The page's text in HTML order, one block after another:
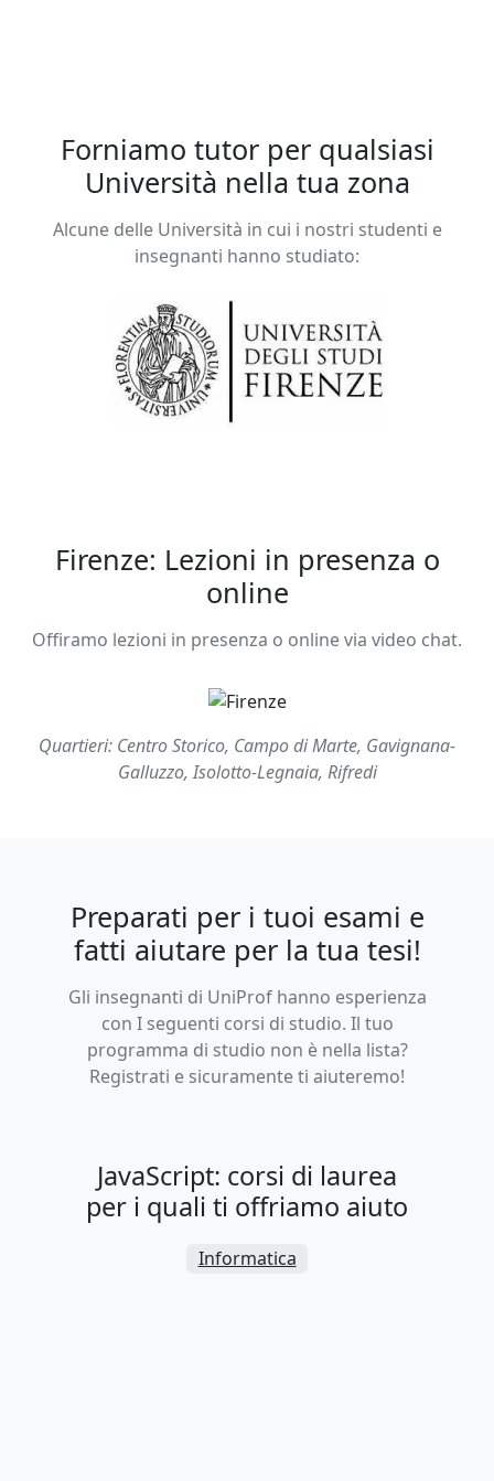
Forniamo tutor per qualsiasi
Università nella tua zona
Alcune delle Università in cui i nostri studenti e
insegnanti hanno studiato:
Firenze: Lezioni in presenza o
online
Offiramo lezioni in presenza o online via video chat.
Quartieri: Centro Storico, Campo di Marte, Gavignana-
Galluzzo, Isolotto-Legnaia, Rifredi
Preparati per i tuoi esami e
fatti aiutare per la tua tesi!
Gli insegnanti di UniProf hanno esperienza
con I seguenti corsi di studio. Il tuo
programma di studio non è nella lista?
Registrati e sicuramente ti aiuteremo!
JavaScript: corsi di laurea
per i quali ti offriamo aiuto
Informatica